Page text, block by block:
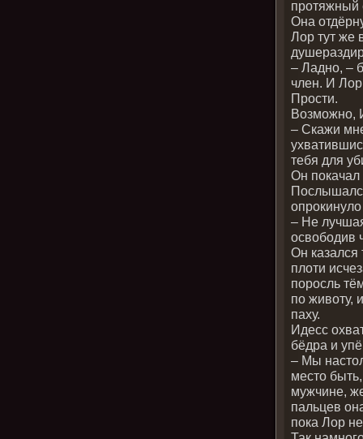
протяжный
Она
Лор тут же
– Ладно, –
член. И Лор
Прости.
Возможно,
– Скажи
тебя для
Он покачал
– Не
освободив
Он казался
плоти
поросль
по животу,
паху.
Идесс
бёдра и
– Мы
место
мужчине,
пальцев
пока Лор